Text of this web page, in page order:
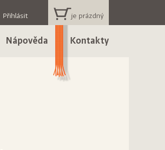
Přihlásit
Nápověda Kontakty
KOŠÍK